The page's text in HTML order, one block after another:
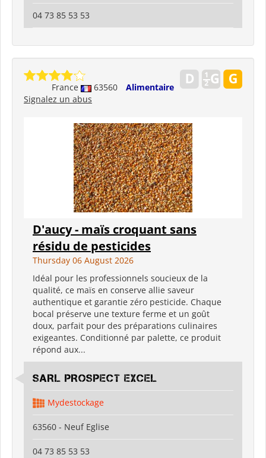
04 73 85 53 53
France 63560
Alimentaire
Signalez un abus
D'aucy - maïs croquant sans
résidu de pesticides
Thursday 06 August 2026
Idéal pour les professionnels soucieux de la
qualité, ce maïs en conserve allie saveur
authentique et garantie zéro pesticide. Chaque
bocal préserve une texture ferme et un goût
doux, parfait pour des préparations culinaires
exigeantes. Conditionné par palette, ce produit
répond aux...
SARL PROSPECT EXCEL
Mydestockage
63560 - Neuf Eglise
04 73 85 53 53